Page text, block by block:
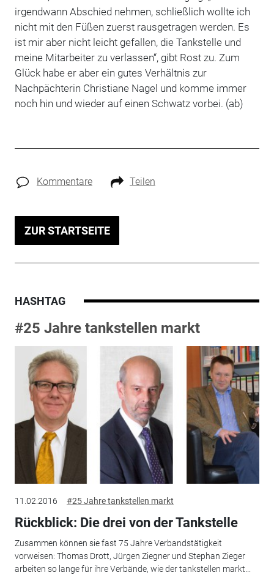
irgendwann Abschied nehmen, schließlich wollte ich
nicht mit den Füßen zuerst rausgetragen werden. Es
ist mir aber nicht leicht gefallen, die Tankstelle und
meine Mitarbeiter zu verlassen“, gibt Rost zu. Zum
Glück habe er aber ein gutes Verhältnis zur
Nachpächterin Christiane Nagel und komme immer
noch hin und wieder auf ­einen Schwatz vorbei. (ab)
Kommentare Teilen
ZUR STARTSEITE
HASHTAG
#25 Jahre tankstellen markt
11.02.2016 #25 Jahre tankstellen markt
Rückblick: Die drei von der Tankstelle
Zusammen können sie fast 75 Jahre Verbandstätigkeit
vorweisen: Thomas Drott, Jürgen Ziegner und Stephan Zieger
arbeiten so lange für ihre Verbände, wie der tankstellen markt...